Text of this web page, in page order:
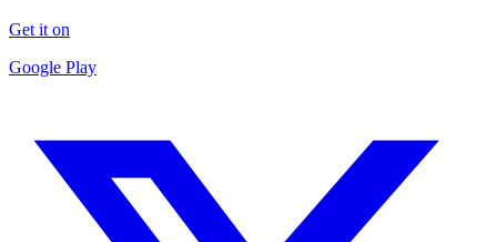
Get it on
Google Play